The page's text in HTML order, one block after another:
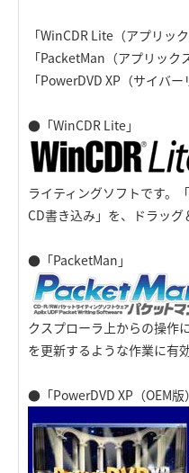
「WinCDR Lite（アプ
「PacketMan（アプリ
「PowerDVD XP（サイ
●「WinCDR Lite」
ライティングソフトです。
CD書き込み」を、ドラッ
●「PacketMan」
クスプローラ上からの操作
を更新するような作業に有効
●「PowerDVD XP（OEM版